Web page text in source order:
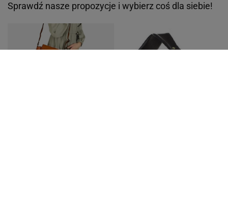
Sprawdź nasze propozycje i wybierz coś dla siebie!